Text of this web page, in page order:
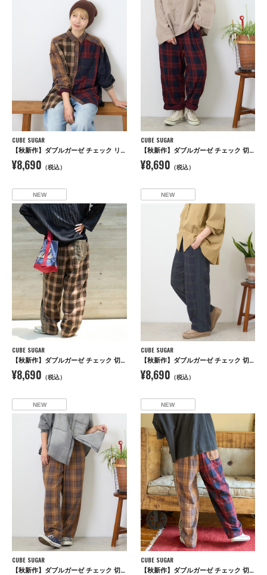
CUBE SUGAR
【秋新作】ダブルガーゼ チェック リバーシブル レギュラーシャツ
¥8,690 （税込）
CUBE SUGAR
【秋新作】ダブルガーゼ チェック 切替 イージーパンツ
¥8,690 （税込）
NEW
CUBE SUGAR
【秋新作】ダブルガーゼ チェック 切替 イージーパンツ
¥8,690 （税込）
NEW
CUBE SUGAR
【秋新作】ダブルガーゼ チェック 切替 イージーパンツ
¥8,690 （税込）
NEW
CUBE SUGAR
【秋新作】ダブルガーゼ チェック 切替 イージーパンツ
NEW
CUBE SUGAR
【秋新作】ダブルガーゼ チェック 切替 イージーパンツ